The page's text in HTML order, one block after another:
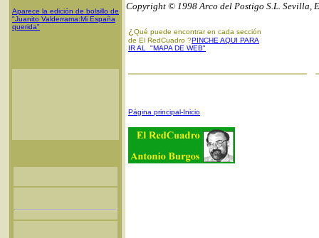
Aparece la edición de bolsillo de
"Juanito Valderrama:Mi España
querida"
Copyright © 1998 Arco del Postigo S.L. Sevilla,
¿ Qué puede encontrar en cada sección
de El RedCuadro ?PINCHE AQUI PARA
IR AL "MAPA DE WEB"
Página principal-Inicio